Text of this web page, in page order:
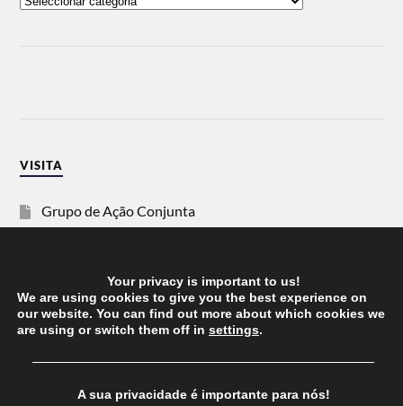
VISITA
Grupo de Ação Conjunta
Vida Justa
dezanove
Your privacy is important to us!
We are using cookies to give you the best experience on
our website. You can find out more about which cookies we
are using or switch them off in settings.
──────────────────────────────────────
A sua privacidade é importante para nós!